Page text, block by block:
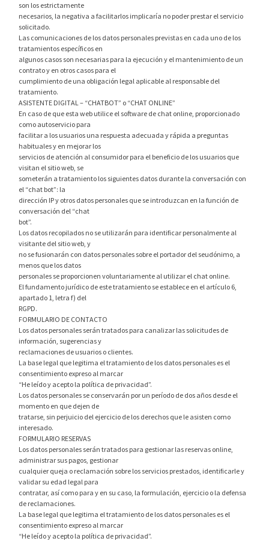
son los estrictamente
necesarios, la negativa a facilitarlos implicaría no poder prestar el servicio
solicitado.
Las comunicaciones de los datos personales previstas en cada uno de los
tratamientos específicos en
algunos casos son necesarias para la ejecución y el mantenimiento de un
contrato y en otros casos para el
cumplimiento de una obligación legal aplicable al responsable del
tratamiento.
ASISTENTE DIGITAL – “CHATBOT” o “CHAT ONLINE”
En caso de que esta web utilice el software de chat online, proporcionado
como autoservicio para
facilitar a los usuarios una respuesta adecuada y rápida a preguntas
habituales y en mejorar los
servicios de atención al consumidor para el beneficio de los usuarios que
visitan el sitio web, se
someterán a tratamiento los siguientes datos durante la conversación con
el “chat bot”: la
dirección IP y otros datos personales que se introduzcan en la función de
conversación del “chat
bot”.
Los datos recopilados no se utilizarán para identificar personalmente al
visitante del sitio web, y
no se fusionarán con datos personales sobre el portador del seudónimo, a
menos que los datos
personales se proporcionen voluntariamente al utilizar el chat online.
El fundamento jurídico de este tratamiento se establece en el artículo 6,
apartado 1, letra f) del
RGPD.
FORMULARIO DE CONTACTO
Los datos personales serán tratados para canalizar las solicitudes de
información, sugerencias y
reclamaciones de usuarios o clientes.
La base legal que legitima el tratamiento de los datos personales es el
consentimiento expreso al marcar
“He leído y acepto la política de privacidad”.
Los datos personales se conservarán por un período de dos años desde el
momento en que dejen de
tratarse, sin perjuicio del ejercicio de los derechos que le asisten como
interesado.
FORMULARIO RESERVAS
Los datos personales serán tratados para gestionar las reservas online,
administrar sus pagos, gestionar
cualquier queja o reclamación sobre los servicios prestados, identificarle y
validar su edad legal para
contratar, así como para y en su caso, la formulación, ejercicio o la defensa
de reclamaciones.
La base legal que legitima el tratamiento de los datos personales es el
consentimiento expreso al marcar
“He leído y acepto la política de privacidad”.